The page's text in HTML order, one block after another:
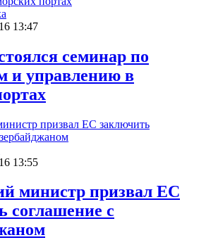
13:47
семинар по
и управлению в
13:55
министр призвал ЕС
соглашение с